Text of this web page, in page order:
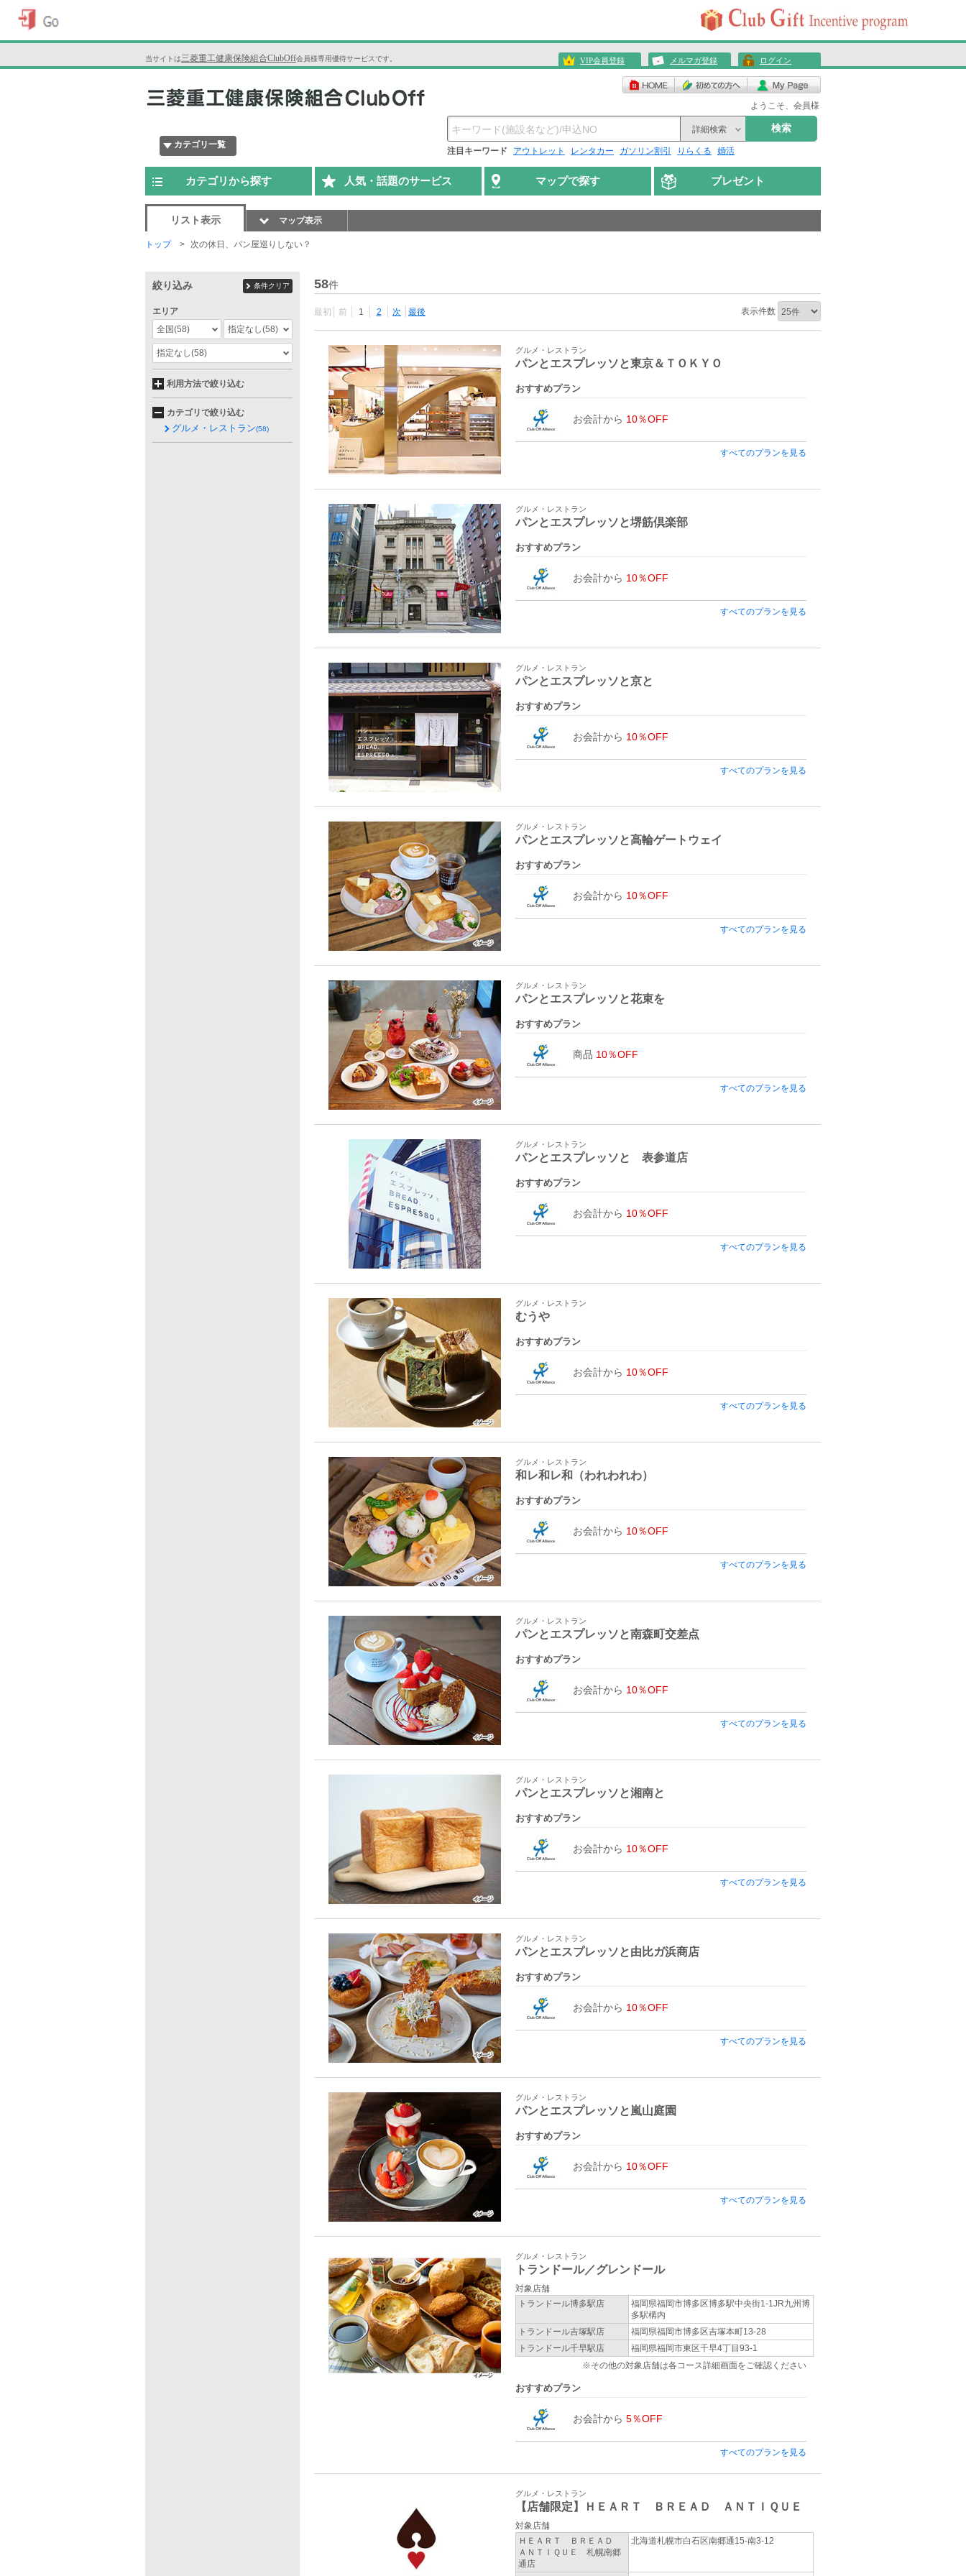
当サイトは三菱重工健康保険組合ClubOff会員様専用優待サービスです。 VIP会員登録 メルマガ登録 ログイン
ようこそ、会員様
カテゴリ一覧
詳細検索 検索
注目キーワード アウトレット レンタカー ガソリン割引 りらくる 婚活
カテゴリから探す 人気・話題のサービス マップで探す プレゼント
リスト表示 マップ表示
トップ 次の休日、パン屋巡りしない？
58件
最初 前 1 2 次 最後 表示件数
グルメ・レストラン
パンとエスプレッソと東京＆ＴＯＫＹＯ
おすすめプラン
お会計から 10％OFF
すべてのプランを見る
グルメ・レストラン
パンとエスプレッソと堺筋倶楽部
おすすめプラン
お会計から 10％OFF
すべてのプランを見る
グルメ・レストラン
パンとエスプレッソと京と
おすすめプラン
お会計から 10％OFF
すべてのプランを見る
グルメ・レストラン
パンとエスプレッソと高輪ゲートウェイ
おすすめプラン
お会計から 10％OFF
すべてのプランを見る
グルメ・レストラン
パンとエスプレッソと花束を
おすすめプラン
商品 10％OFF
すべてのプランを見る
グルメ・レストラン
パンとエスプレッソと 表参道店
おすすめプラン
お会計から 10％OFF
すべてのプランを見る
グルメ・レストラン
むうや
おすすめプラン
お会計から 10％OFF
すべてのプランを見る
グルメ・レストラン
和レ和レ和（われわれわ）
おすすめプラン
お会計から 10％OFF
すべてのプランを見る
グルメ・レストラン
パンとエスプレッソと南森町交差点
おすすめプラン
お会計から 10％OFF
すべてのプランを見る
グルメ・レストラン
パンとエスプレッソと湘南と
おすすめプラン
お会計から 10％OFF
すべてのプランを見る
グルメ・レストラン
パンとエスプレッソと由比ガ浜商店
おすすめプラン
お会計から 10％OFF
すべてのプランを見る
グルメ・レストラン
パンとエスプレッソと嵐山庭園
おすすめプラン
お会計から 10％OFF
すべてのプランを見る
グルメ・レストラン
トランドール／グレンドール
対象店舗
トランドール博多駅店
福岡県福岡市博多区博多駅中央街1-1JR九州博
多駅構内
トランドール吉塚駅店
福岡県福岡市博多区吉塚本町13-28
トランドール千早駅店
福岡県福岡市東区千早4丁目93-1
※その他の対象店舗は各コース詳細画面をご確認ください
おすすめプラン
お会計から 5％OFF
すべてのプランを見る
グルメ・レストラン
【店舗限定】ＨＥＡＲＴ ＢＲＥＡＤ ＡＮＴＩＱＵＥ
対象店舗
ＨＥＡＲＴ ＢＲＥＡＤ
ＡＮＴＩＱＵＥ 札幌南郷
通店
北海道札幌市白石区南郷通15-南3-12
絞り込み 条件クリア
エリア
全国(58) 指定なし(58)
指定なし(58)
利用方法で絞り込む
カテゴリで絞り込む
グルメ・レストラン(58)